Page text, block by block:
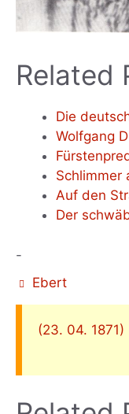
Related
Die
Wolfgang
Schlimmer
Auf den
Der
-
Ebert
(23. 04. 1871)